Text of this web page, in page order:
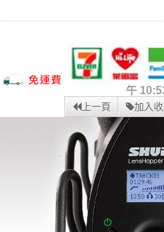
午
上一頁 加入